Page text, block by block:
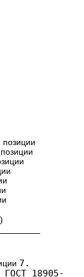
7.
18905-